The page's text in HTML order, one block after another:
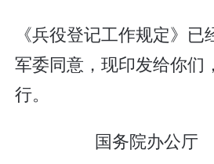
《兵役登记工作规定》
军委同意，现印发给你们
行。
国务院办公厅